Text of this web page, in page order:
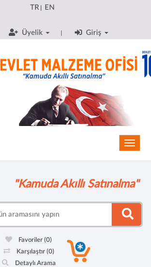
TR| EN
Üyelik Giriş
"Kamuda Akıllı Satınalma"
Favoriler(0)
Karşılaştır (0)
Detaylı Arama